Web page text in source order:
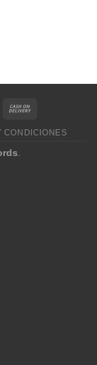
CONDICIONES